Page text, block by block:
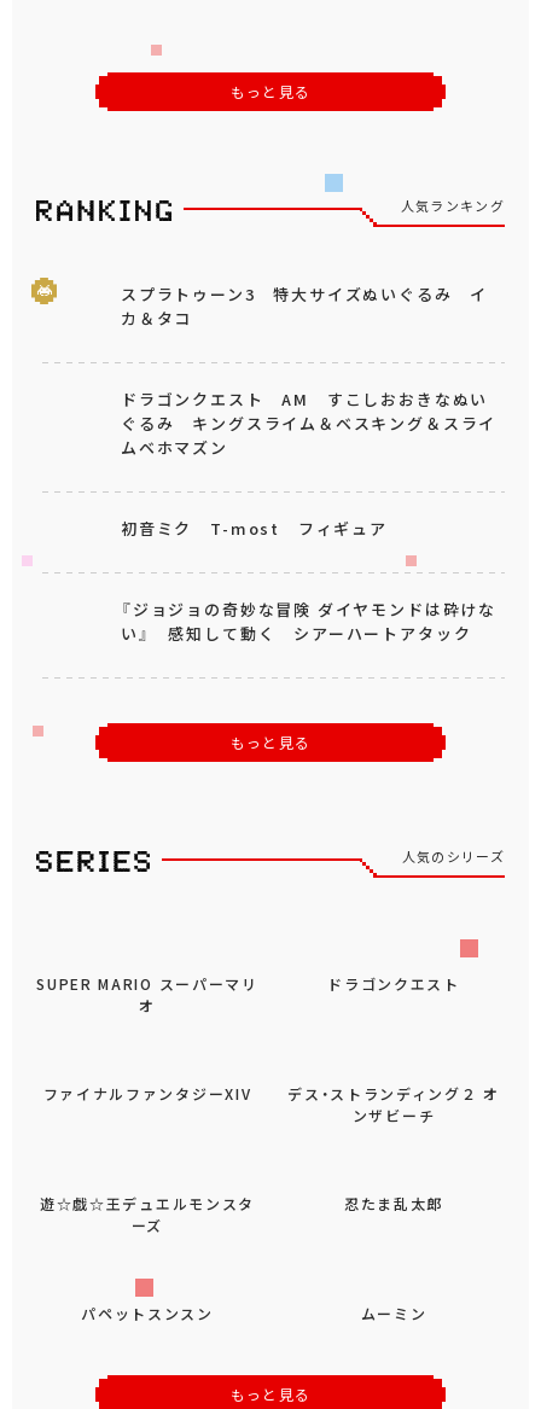
もっと見る
人気ランキング
スプラトゥーン3 特大サイズぬいぐるみ イ
カ＆タコ
ドラゴンクエスト AM すこしおおきなぬい
ぐるみ キングスライム＆ベスキング＆スライ
ムベホマズン
初音ミク T-most フィギュア
『ジョジョの奇妙な冒険 ダイヤモンドは砕けな
い』 感知して動く シアーハートアタック
もっと見る
人気のシリーズ
SUPER MARIO スーパーマリ
オ
ドラゴンクエスト
ファイナルファンタジーXIV
デス・ストランディング２ オ
ンザビーチ
遊☆戯☆王デュエルモンスタ
ーズ
忍たま乱太郎
パペットスンスン ムーミン
もっと見る